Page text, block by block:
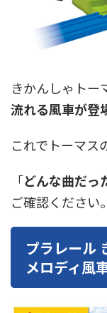
レールセット
小田急電鉄 新
東急電鉄 東武
蒸気機関車 西
きかんしゃトー
流れる風車が登
これでトーマス
「どんな曲だっ
ご確認ください。
プラレール
メロディ風